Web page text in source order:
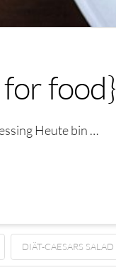
food}
Heute bin …
DIÄT-CAESARS SALAD